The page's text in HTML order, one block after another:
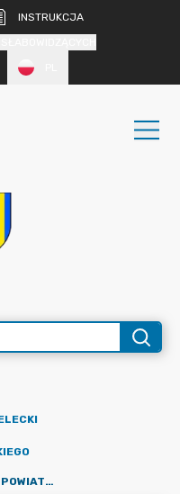
INSTRUKCJA
UCHWAŁA NR 96/2019 ZARZĄDU POWIATU ZGORZELECKIEGO Z DNIA 10 WRZEŚNIA 2019 R. W SPRAWIE ZMIAN W PLANIE WYDATKÓW W BUDŻECIE POWIATU ZGORZELECKIEGO NA 2019 ROK.